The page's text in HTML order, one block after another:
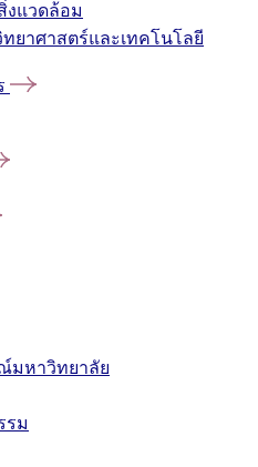
แวดล้อม
ยาศาสตร์และเทคโนโลยี
มหาวิทยาลัย
รม